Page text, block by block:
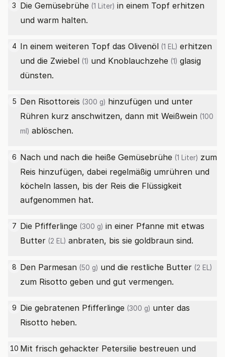
3 Die Gemüsebrühe (1 Liter) in einem Topf erhitzen
und warm halten.
4 In einem weiteren Topf das Olivenöl (1 EL) erhitzen
und die Zwiebel (1) und Knoblauchzehe (1) glasig
dünsten.
5 Den Risottoreis (300 g) hinzufügen und unter
Rühren kurz anschwitzen, dann mit Weißwein (100
ml) ablöschen.
6 Nach und nach die heiße Gemüsebrühe (1 Liter) zum
Reis hinzufügen, dabei regelmäßig umrühren und
köcheln lassen, bis der Reis die Flüssigkeit
aufgenommen hat.
7 Die Pfifferlinge (300 g) in einer Pfanne mit etwas
Butter (2 EL) anbraten, bis sie goldbraun sind.
8 Den Parmesan (50 g) und die restliche Butter (2 EL)
zum Risotto geben und gut vermengen.
9 Die gebratenen Pfifferlinge (300 g) unter das
Risotto heben.
10 Mit frisch gehackter Petersilie bestreuen und